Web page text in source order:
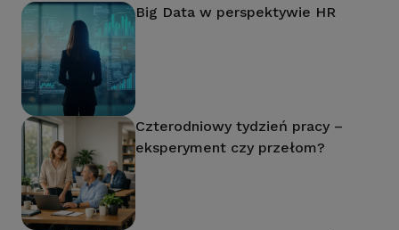
Big Data w perspektywie HR
Czterodniowy tydzień pracy –
eksperyment czy przełom?